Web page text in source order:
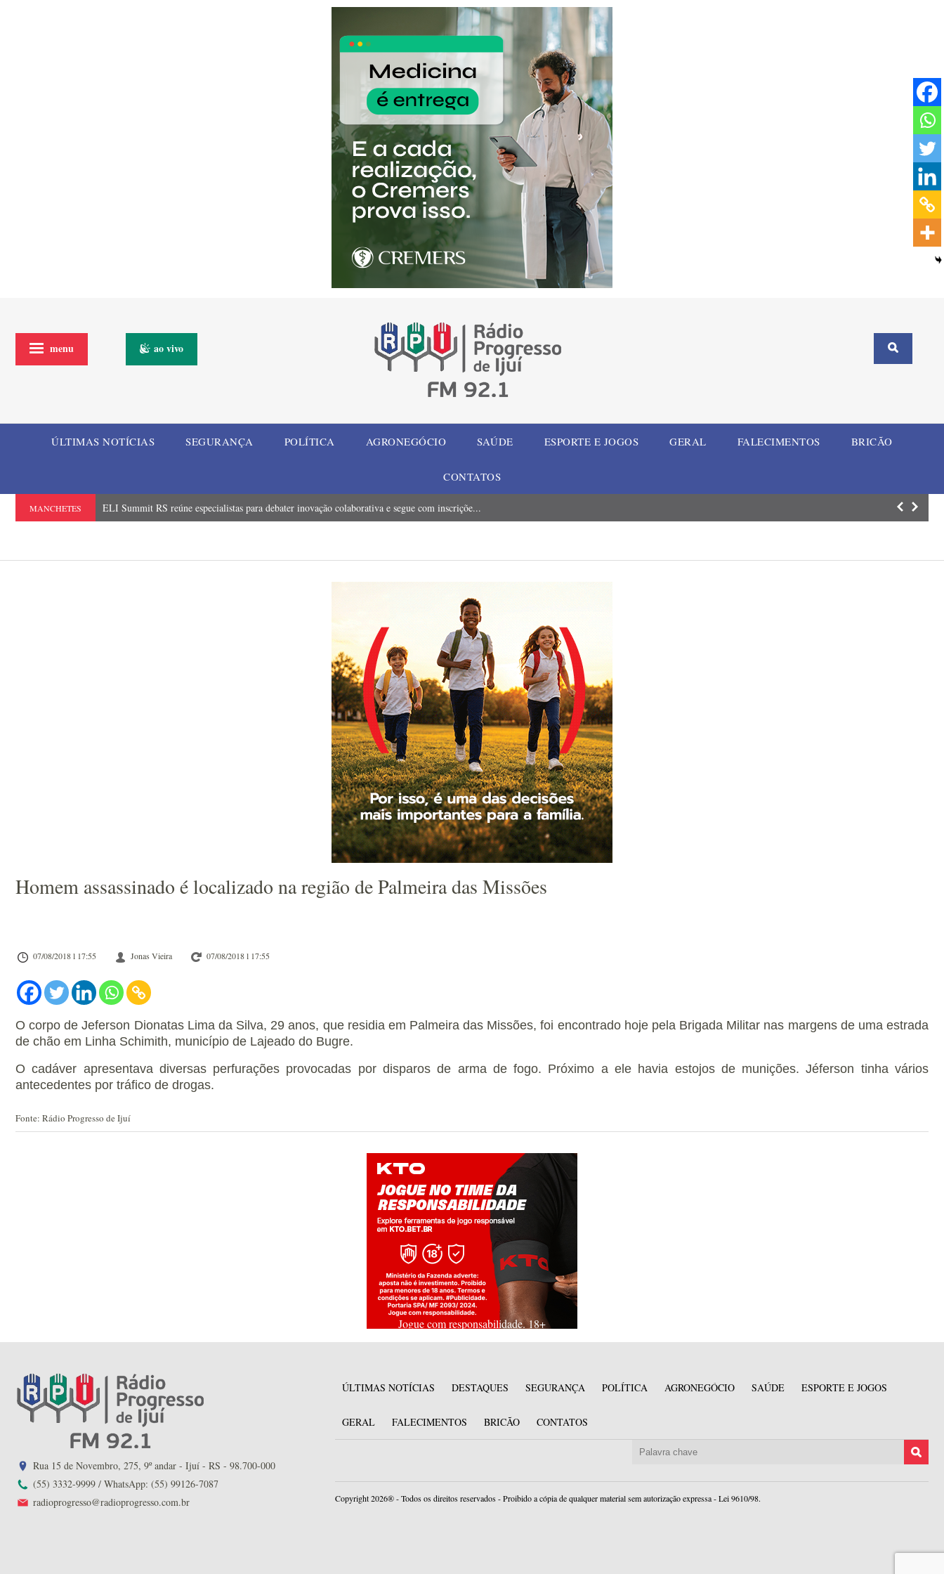
menu ao vivo
ÚLTIMAS NOTÍCIAS SEGURANÇA POLÍTICA AGRONEGÓCIO SAÚDE ESPORTE E JOGOS GERAL FALECIMENTOS BRICÃO
CONTATOS
MANCHETES ELI Summit RS reúne especialistas para debater inovação colaborativa e segue com inscriçõe... Corsan
Homem assassinado é localizado na região de Palmeira das Missões
07/08/2018 l 17:55 Jonas Vieira 07/08/2018 l 17:55
O corpo de Jeferson Dionatas Lima da Silva, 29 anos, que residia em Palmeira das Missões, foi encontrado hoje pela Brigada Militar nas margens de uma estrada
de chão em Linha Schimith, município de Lajeado do Bugre.
O cadáver apresentava diversas perfurações provocadas por disparos de arma de fogo. Próximo a ele havia estojos de munições. Jéferson tinha vários
antecedentes por tráfico de drogas.
Fonte: Rádio Progresso de Ijuí
Jogue com responsabilidade. 18+
Rua 15 de Novembro, 275, 9º andar - Ijuí - RS - 98.700-000
(55) 3332-9999 / WhatsApp: (55) 99126-7087
radioprogresso@radioprogresso.com.br
ÚLTIMAS NOTÍCIAS DESTAQUES SEGURANÇA POLÍTICA AGRONEGÓCIO SAÚDE ESPORTE E JOGOS
GERAL FALECIMENTOS BRICÃO CONTATOS
Copyright 2026® - Todos os direitos reservados - Proibido a cópia de qualquer material sem autorização expressa - Lei 9610/98.